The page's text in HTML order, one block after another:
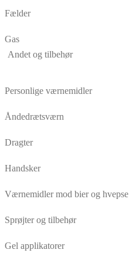
Fælder
Gas
Andet og tilbehør
Personlige værnemidler
Åndedrætsværn
Dragter
Handsker
Værnemidler mod bier og hvepse
Sprøjter og tilbehør
Gel applikatorer